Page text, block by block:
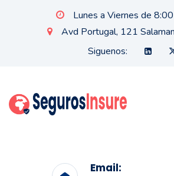
Lunes a Viernes de
Avd Portugal, 121
Siguenos:
Email: